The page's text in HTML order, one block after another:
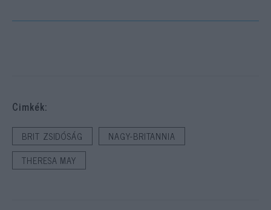
Cimkék:
BRIT ZSIDÓSÁG
NAGY-BRITANNIA
THERESA MAY